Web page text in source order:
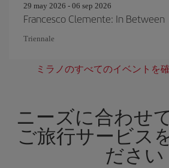
29 may 2026 - 06 sep 2026
Francesco Clemente: In Between
Triennale
ミラノのすべてのイベントを
ニーズに合わせ
ご旅行サービス
ださい